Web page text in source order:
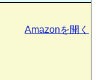
Amazonを開く